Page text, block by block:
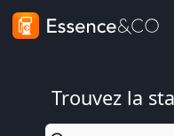
Trouvez la